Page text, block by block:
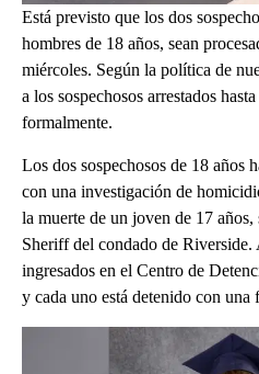
Está previsto que los dos
hombres de 18 años, sean
miércoles. Según la política de
a los sospechosos arrestados
formalmente.
Los dos sospechosos de 18 años
con una investigación de
la muerte de un joven de 17
Sheriff del condado de Riverside.
ingresados en el Centro de
y cada uno está detenido con